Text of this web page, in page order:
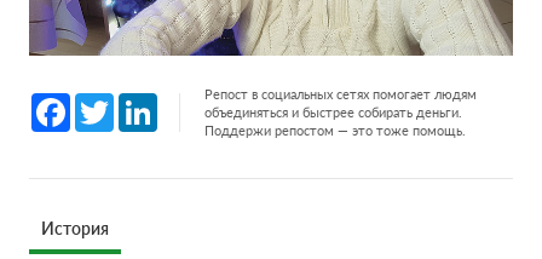
Facebook
Twitter LinkedInРепост в социальных сетях помогает людям
объединяться и быстрее собирать деньги.
Поддержи репостом — это тоже помощь.
История